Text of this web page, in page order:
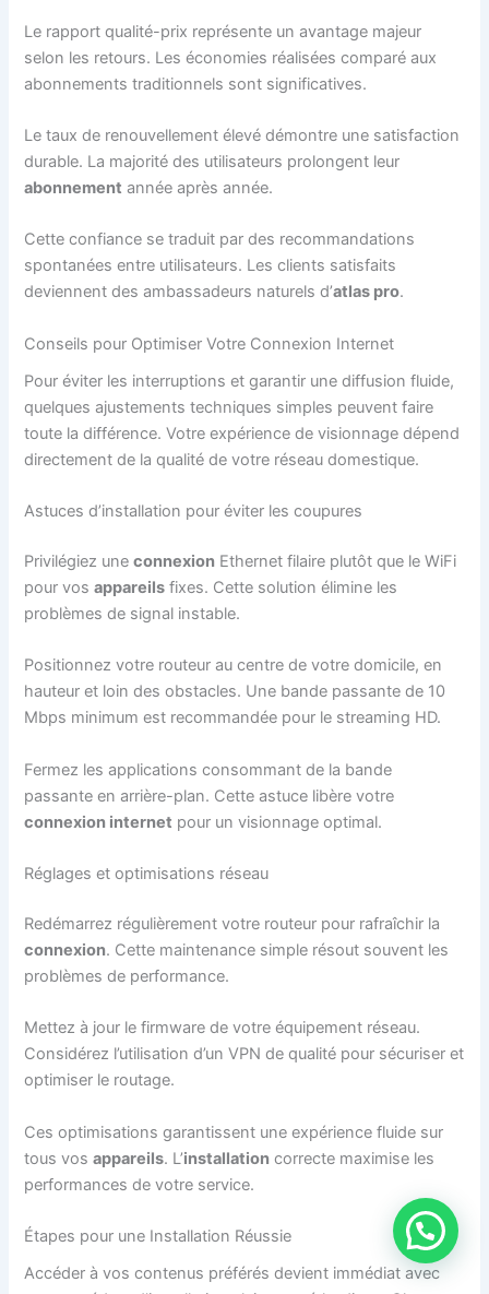
Le rapport qualité-prix représente un avantage majeur
selon les retours. Les économies réalisées comparé aux
abonnements traditionnels sont significatives.
Le taux de renouvellement élevé démontre une satisfaction
durable. La majorité des utilisateurs prolongent leur
abonnement année après année.
Cette confiance se traduit par des recommandations
spontanées entre utilisateurs. Les clients satisfaits
deviennent des ambassadeurs naturels d’atlas pro.
Conseils pour Optimiser Votre Connexion Internet
Pour éviter les interruptions et garantir une diffusion fluide,
quelques ajustements techniques simples peuvent faire
toute la différence. Votre expérience de visionnage dépend
directement de la qualité de votre réseau domestique.
Astuces d’installation pour éviter les coupures
Privilégiez uneconnexion Ethernet filaire plutôt que le WiFi
pour vosappareils fixes. Cette solution élimine les
problèmes de signal instable.
Positionnez votre routeur au centre de votre domicile, en
hauteur et loin des obstacles. Une bande passante de 10
Mbps minimum est recommandée pour le streaming HD.
Fermez les applications consommant de la bande
passante en arrière-plan. Cette astuce libère votre
connexion internet pour un visionnage optimal.
Réglages et optimisations réseau
Redémarrez régulièrement votre routeur pour rafraîchir la
connexion. Cette maintenance simple résout souvent les
problèmes de performance.
Mettez à jour le firmware de votre équipement réseau.
Considérez l’utilisation d’un VPN de qualité pour sécuriser et
optimiser le routage.
Ces optimisations garantissent une expérience fluide sur
tous vosappareils. L’installation correcte maximise les
performances de votre service.
Étapes pour une Installation Réussie
Accéder à vos contenus préférés devient immédiat avec